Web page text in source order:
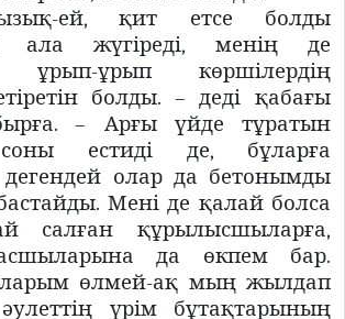
ей, қит етсе болды
ала жүгіреді, менің де
ұрып-ұрып көршілердің
болды. – деді қабағы
– Арғы үйде тұратын
естиді де, бұларға
дегендей олар да бетонымды
Мені де қалай болса
салған құрылысшыларға,
да өкпем бар.
өлмей-ақ мың жылдап
үрім бұтақтарының